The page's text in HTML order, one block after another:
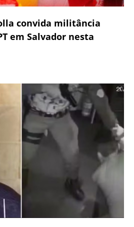
convida militância
em Salvador nesta